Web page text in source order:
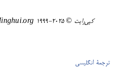
کپی‌رایت ©️ ٢٠٢٥-١٩٩٩ Minghui.org تمامی حقوق محفوظ است.
ترجمۀ انگلیسی